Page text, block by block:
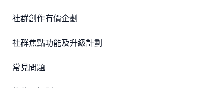
社群創作有價企劃
社群焦點功能及升級計劃
常見問題